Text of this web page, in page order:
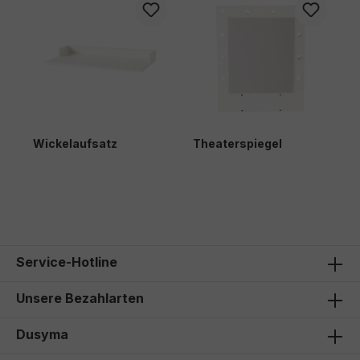
Wickelaufsatz Theaterspiegel
Service-Hotline
Unsere Bezahlarten
Dusyma